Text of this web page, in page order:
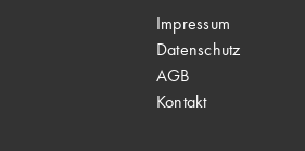
Impressum
Datenschutz
AGB
Kontakt